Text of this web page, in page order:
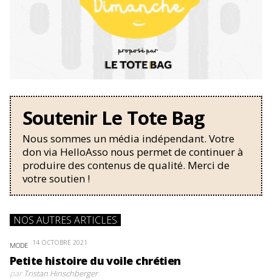
Soutenir Le Tote Bag
Nous sommes un média indépendant. Votre
don via HelloAsso nous permet de continuer à
produire des contenus de qualité. Merci de
votre soutien !
NOS AUTRES ARTICLES
MODE 14 OCTOBRE 2021
Petite histoire du voile chrétien
parTristan Hinschberger